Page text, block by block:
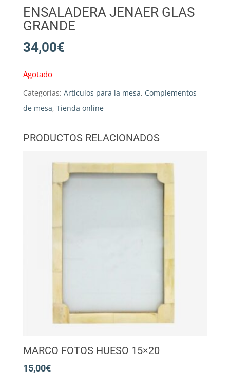
ENSALADERA JENAER GLAS
GRANDE
34,00€
Agotado
Categorías: Artículos para la mesa, Complementos
de mesa, Tienda online
PRODUCTOS RELACIONADOS
MARCO FOTOS HUESO 15×20
15,00€